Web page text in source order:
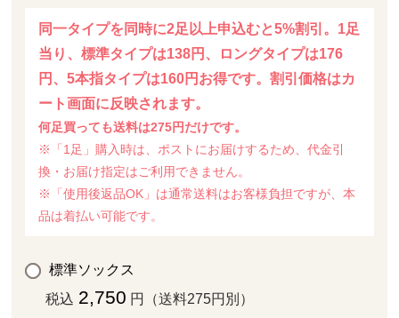
同一タイプを同時に2足以上申込むと5%割引。1足
当り、標準タイプは138円、ロングタイプは176
円、5本指タイプは160円お得です。割引価格はカ
ート画面に反映されます。
何足買っても送料は275円だけです。
※「1足」購入時は、ポストにお届けするため、代金引
換・お届け指定はご利用できません。
※「使用後返品OK」は通常送料はお客様負担ですが、本
品は着払い可能です。
標準ソックス
税込 2,750 円（送料275円別）